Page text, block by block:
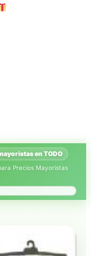
en TODO
Precios Mayoristas